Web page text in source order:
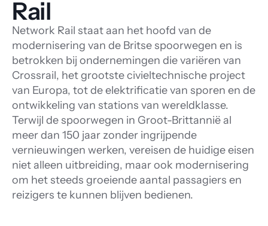
Rail
Network Rail staat aan het hoofd van de
modernisering van de Britse spoorwegen en is
betrokken bij ondernemingen die variëren van
Crossrail, het grootste civieltechnische project
van Europa, tot de elektrificatie van sporen en de
ontwikkeling van stations van wereldklasse.
Terwijl de spoorwegen in Groot-Brittannië al
meer dan 150 jaar zonder ingrijpende
vernieuwingen werken, vereisen de huidige eisen
niet alleen uitbreiding, maar ook modernisering
om het steeds groeiende aantal passagiers en
reizigers te kunnen blijven bedienen.